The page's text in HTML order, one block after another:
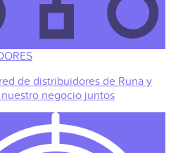
de distribuidores de Runa y
negocio juntos